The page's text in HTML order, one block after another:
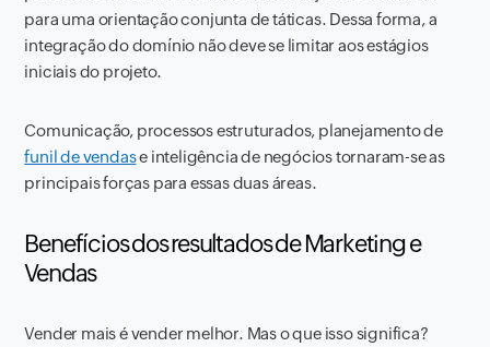
para uma orientação conjunta de táticas. Dessa forma, a
integração do domínio não deve se limitar aos estágios
iniciais do projeto.
Comunicação, processos estruturados, planejamento de
funil de vendase inteligência de negócios tornaram-se as
principais forças para essas duas áreas.
Benefícios dos resultados de Marketing e
Vendas
Vender mais é vender melhor. Mas o que isso significa?